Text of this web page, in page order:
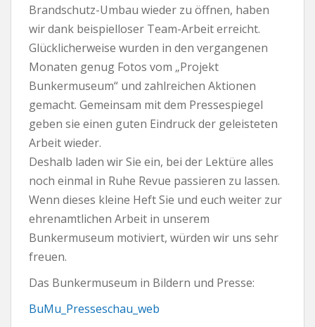
Brandschutz-Umbau wieder zu öffnen, haben
wir dank beispielloser Team-Arbeit erreicht.
Glücklicherweise wurden in den vergangenen
Monaten genug Fotos vom „Projekt
Bunkermuseum“ und zahlreichen Aktionen
gemacht. Gemeinsam mit dem Pressespiegel
geben sie einen guten Eindruck der geleisteten
Arbeit wieder.
Deshalb laden wir Sie ein, bei der Lektüre alles
noch einmal in Ruhe Revue passieren zu lassen.
Wenn dieses kleine Heft Sie und euch weiter zur
ehrenamtlichen Arbeit in unserem
Bunkermuseum motiviert, würden wir uns sehr
freuen.
Das Bunkermuseum in Bildern und Presse:
BuMu_Presseschau_web